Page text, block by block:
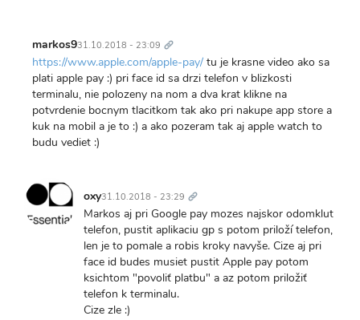
markos931.10.2018 - 23:09 odkaz
https://www.apple.com/apple-pay/ tu je krasne video ako sa
plati apple pay :) pri face id sa drzi telefon v blizkosti
terminalu, nie polozeny na nom a dva krat klikne na
potvrdenie bocnym tlacitkom tak ako pri nakupe app store a
kuk na mobil a je to :) a ako pozeram tak aj apple watch to
budu vediet :)
oxy31.10.2018 - 23:29 odkaz
Markos aj pri Google pay mozes najskor odomklut
telefon, pustit aplikaciu gp s potom priloží telefon,
len je to pomale a robis kroky navyše. Cize aj pri
face id budes musiet pustit Apple pay potom
ksichtom "povoliť platbu" a az potom priložiť
telefon k terminalu.
Cize zle :)